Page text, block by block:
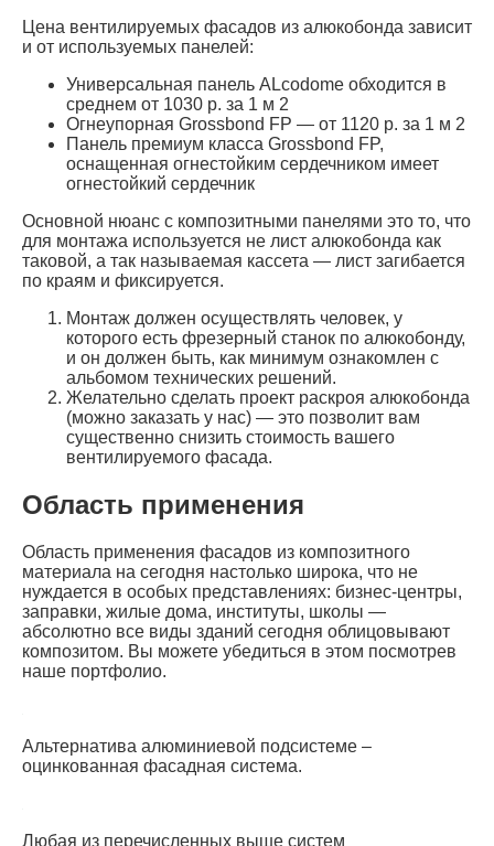
Минусы
Вес керамогранита — увеличивается нагрузка на
здание.
Керамогранит легко колется, соответственно велика
вероятность повреждения фасада.
Плюсы
Безусловный плюс керамогранита — его внешний
вид, и относительная простота монтажа.
Из композитных панелей
Композитные панели имеют больший функционал,
поскольку обладают целым рядом преимуществ.
легче любых других аналогов
богатство дизайнерских решений; композитные
панели — гибкий материал, например, им можно
облицовывать круглые колонны
и, наконец, вандалоустойчивость и
ремонтопригодность позволит существенно
снизить издержки по эксплуатации и
поддержанию в порядке вашего фасада
Изготавливается вентилируемая фасадная система
Алюкобонд может быть смонтирован как на
алюминиевую систему так и на оцинкованную, но
алюминиевой системы значительно выше. Выбор в